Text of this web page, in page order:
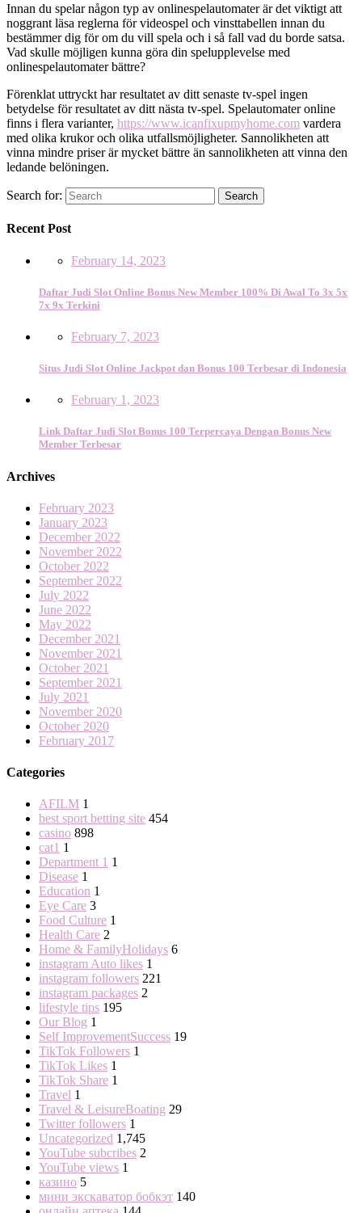
Innan du spelar någon typ av onlinespelautomater är det viktigt att
noggrant läsa reglerna för videospel och vinsttabellen innan du
bestämmer dig för om du vill spela och i så fall vad du borde satsa.
Vad skulle möjligen kunna göra din spelupplevelse med
onlinespelautomater bättre?
Förenklat uttryckt har resultatet av ditt senaste tv-spel ingen
betydelse för resultatet av ditt nästa tv-spel. Spelautomater online
finns i flera varianter, https://www.icanfixupmyhome.com vardera
med olika krukor och olika utfallsmöjligheter. Sannolikheten att
vinna mindre priser är mycket bättre än sannolikheten att vinna den
ledande belöningen.
Search for: Search
Recent Post
February 14, 2023
Daftar Judi Slot Online Bonus New Member 100% Di Awal To 3x 5x
7x 9x Terkini
February 7, 2023
Situs Judi Slot Online Jackpot dan Bonus 100 Terbesar di Indonesia
February 1, 2023
Link Daftar Judi Slot Bonus 100 Terpercaya Dengan Bonus New
Member Terbesar
Archives
February 2023
January 2023
December 2022
November 2022
October 2022
September 2022
July 2022
June 2022
May 2022
December 2021
November 2021
October 2021
September 2021
July 2021
November 2020
October 2020
February 2017
Categories
AFILM 1
best sport betting site 454
casino 898
cat1 1
Department 1 1
Disease 1
Education 1
Eye Care 3
Food Culture 1
Health Care 2
Home & FamilyHolidays 6
instagram Auto likes 1
instagram followers 221
instagram packages 2
lifestyle tips 195
Our Blog 1
Self ImprovementSuccess 19
TikTok Followers 1
TikTok Likes 1
TikTok Share 1
Travel 1
Travel & LeisureBoating 29
Twitter followers 1
Uncategorized 1,745
YouTube subcribes 2
YouTube views 1
казино 5
мини экскаватор бобкэт 140